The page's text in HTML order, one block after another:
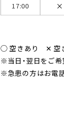
17:00
◯ 空きあり ✕ 空
※当日・翌日をご
※急患の方はお電